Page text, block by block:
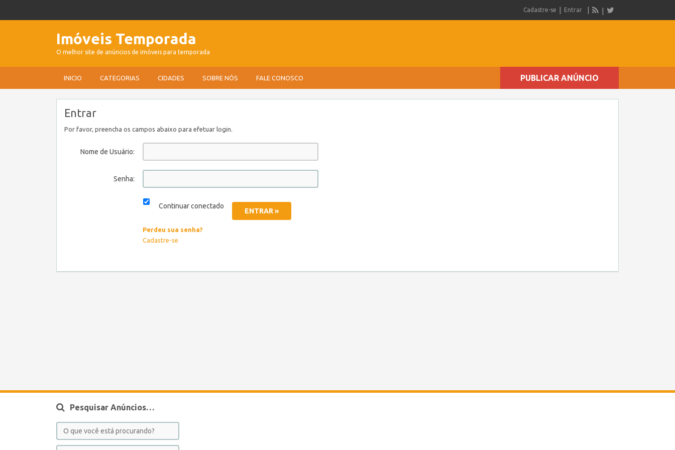
Cadastre-se Entrar
Imóveis Temporada
O melhor site de anúncios de imóveis para temporada
INICIO CATEGORIAS CIDADES SOBRE NÓS FALE CONOSCO PUBLICAR ANÚNCIO
Entrar
Por favor, preencha os campos abaixo para efetuar login.
Nome de Usuário:
Senha:
Continuar conectado
Perdeu sua senha?
Cadastre-se
Pesquisar Anúncios…